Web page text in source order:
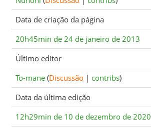
Data de criação da página
20h45min de 24 de janeiro de 2013
Último editor
To-mane (Discussão| contribs)
Data da última edição
12h29min de 10 de dezembro de 2020